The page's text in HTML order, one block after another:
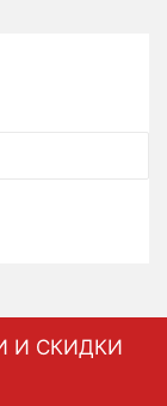
можете
И СКИДКИ